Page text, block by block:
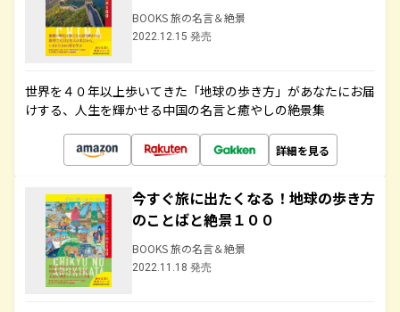
BOOKS 旅の名言＆絶景
2022.12.15 発売
世界を４０年以上歩いてきた「地球の歩き方」があなたにお届
けする、人生を輝かせる中国の名言と癒やしの絶景集
詳細を見る
今すぐ旅に出たくなる！地球の歩き方
のことばと絶景１００
BOOKS 旅の名言＆絶景
2022.11.18 発売